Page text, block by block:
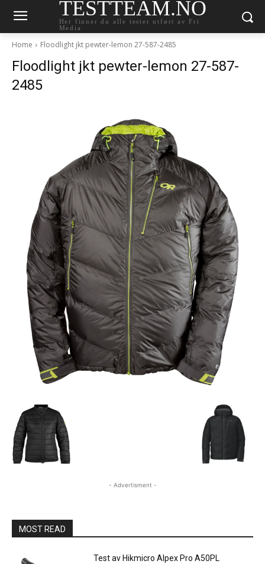
TESTTEAM.NO
Her finner du alle tester utført av Fri
Media
Home Floodlight jkt pewter-lemon 27-587-2485
Floodlight jkt pewter-lemon 27-587-
2485
- Advertisment -
MOST READ
Test av Hikmicro Alpex Pro A50PL